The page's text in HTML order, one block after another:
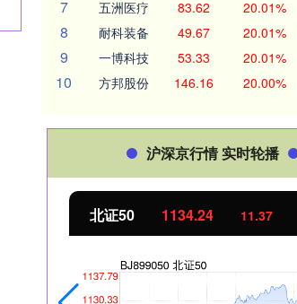
7 五洲医疗 83.62 20.01%
8 耐科装备 49.67 20.01%
9 一博科技 53.33 20.01%
10 方邦股份 146.16 20.00%
沪深京行情 实时轮播
北证50 1134.24 11.37